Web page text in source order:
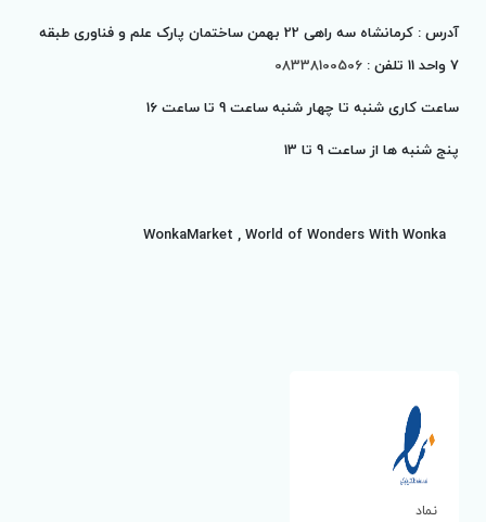
آدرس : کرمانشاه سه راهی 22 بهمن ساختمان پارک علم و فناوری طبقه
7 واحد 11 تلفن :
08338100506
ساعت کاری شنبه تا چهار شنبه ساعت 9 تا ساعت 16
پنج شنبه ها از ساعت 9 تا
13
نماد